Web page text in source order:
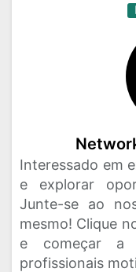
Interessado em
e explorar
Junte-se ao
mesmo! Clique
e começar a
profissionais